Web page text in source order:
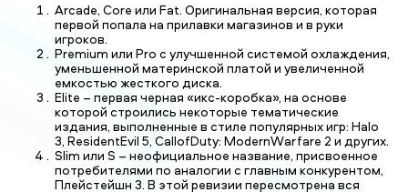
Arcade, Core или Fat. Оригинальная версия, которая
первой попала на прилавки магазинов и в руки
игроков.
Premium или Pro с улучшенной системой охлаждения,
уменьшенной материнской платой и увеличенной
емкостью жесткого диска.
Elite – первая черная «икс-коробка», на основе
которой строились некоторые тематические
издания, выполненные в стиле популярных игр: Halo
3, ResidentEvil 5, CallofDuty: ModernWarfare 2 и других.
Slim или S – неофициальное название, присвоенное
потребителями по аналогии с главным конкурентом,
Плейстейшн 3. В этой ревизии пересмотрена вся